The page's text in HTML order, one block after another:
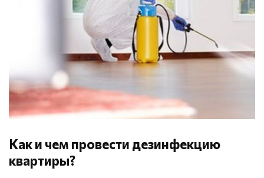
Как и чем провести дезинфекцию
квартиры?